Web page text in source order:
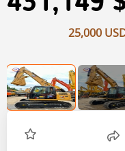
25,000